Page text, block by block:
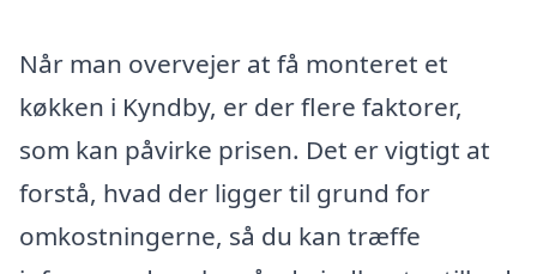
Når man overvejer at få monteret et
køkken i Kyndby, er der flere faktorer,
som kan påvirke prisen. Det er vigtigt at
forstå, hvad der ligger til grund for
omkostningerne, så du kan træffe